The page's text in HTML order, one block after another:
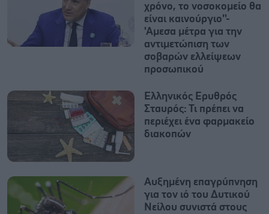
χρόνο, το νοσοκομείο θα
είναι καινούργιο''-
'Αμεσα μέτρα για την
αντιμετώπιση των
σοβαρών ελλείψεων
προσωπικού
Ελληνικός Ερυθρός
Σταυρός: Τι πρέπει να
περιέχει ένα φαρμακείο
διακοπών
Αυξημένη επαγρύπνηση
για τον ιό του Δυτικού
Νείλου συνιστά στους